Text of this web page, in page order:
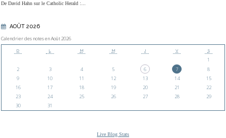
De David Hahn sur le Catholic Herald :...
AOÛT 2026
Calendrier des notes en Août 2026
D L M M J V S
1
2
3 4 5 6 7
8
9
10 11 12 13 14
15
16
17 18 19 20 21
22
23
24 25 26 27 28
29
30
31
Live Blog Stats